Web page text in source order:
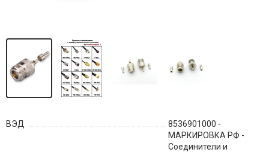
ВЭД
8536901000 -
МАРКИРОВКА РФ -
Соединители и